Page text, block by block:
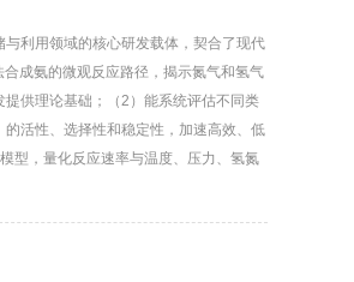
利用领域的核心研发载体，契合了现代
成氨的微观反应路径，揭示氮气和氢气
供理论基础；（2）能系统评估不同类
活性、选择性和稳定性，加速高效、低
型，量化反应速率与温度、压力、氢氮